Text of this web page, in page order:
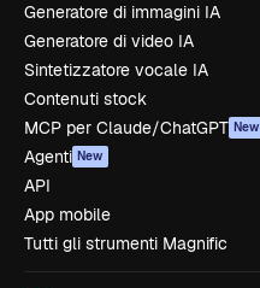
Generatore di immagini IA
Generatore di video IA
Sintetizzatore vocale IA
Contenuti stock
MCP per Claude/ChatGPT New
Agenti New
API
App mobile
Tutti gli strumenti Magnific